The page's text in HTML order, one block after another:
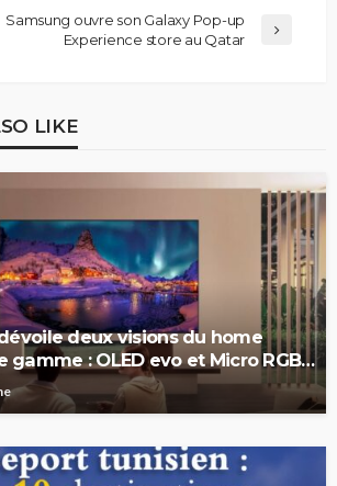
Samsung ouvre son Galaxy Pop-up
Experience store au Qatar
LIKE
deux visions du home
gamme : OLED evo et Micro RGB